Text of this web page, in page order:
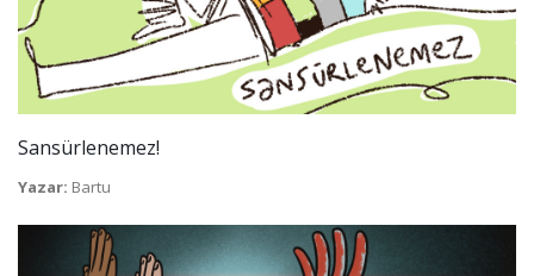
Sansürlenemez!
Yazar: Bartu